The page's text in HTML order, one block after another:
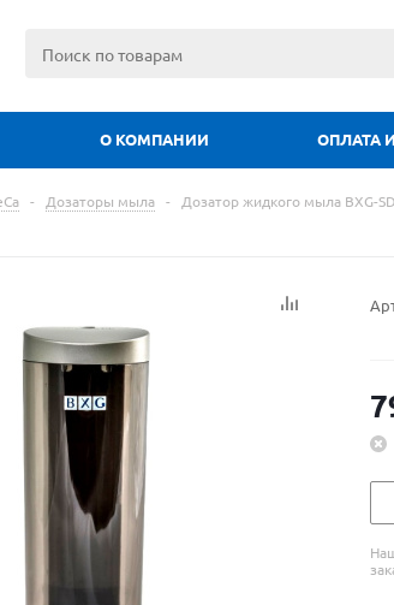
О КОМПАНИИ ОПЛАТА
- Дозаторы мыла - Дозатор жидкого мыла BXG-